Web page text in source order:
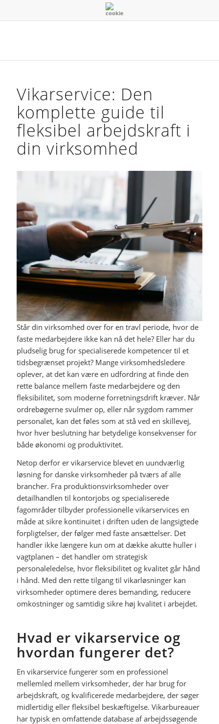
Vikarservice: Den
komplette guide til
fleksibel arbejdskraft i
din virksomhed
Står din virksomhed over for en travl periode, hvor de
faste medarbejdere ikke kan nå det hele? Eller har du
pludselig brug for specialiserede kompetencer til et
tidsbegrænset projekt? Mange virksomhedsledere
oplever, at det kan være en udfordring at finde den
rette balance mellem faste medarbejdere og den
fleksibilitet, som moderne forretningsdrift kræver. Når
ordrebøgerne svulmer op, eller når sygdom rammer
personalet, kan det føles som at stå ved en skillevej,
hvor hver beslutning har betydelige konsekvenser for
både økonomi og produktivitet.
Netop derfor er vikarservice blevet en uundværlig
løsning for danske virksomheder på tværs af alle
brancher. Fra produktionsvirksomheder over
detailhandlen til kontorjobs og specialiserede
fagområder tilbyder professionelle vikarservices en
måde at sikre kontinuitet i driften uden de langsigtede
forpligtelser, der følger med faste ansættelser. Det
handler ikke længere kun om at dække akutte huller i
vagtplanen – det handler om strategisk
personaleledelse, hvor fleksibilitet og kvalitet går hånd
i hånd. Med den rette tilgang til vikarløsninger kan
virksomheder optimere deres bemanding, reducere
omkostninger og samtidig sikre høj kvalitet i arbejdet.
Hvad er vikarservice og
hvordan fungerer det?
En vikarservice fungerer som en professionel
mellemled mellem virksomheder, der har brug for
arbejdskraft, og kvalificerede medarbejdere, der søger
midlertidig eller fleksibel beskæftigelse. Vikarbureauer
har typisk en omfattende database af arbejdssøgende